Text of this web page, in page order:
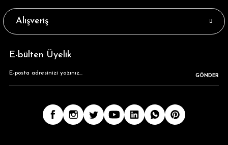
Alışveriş
E-bülten Üyelik
GÖNDER